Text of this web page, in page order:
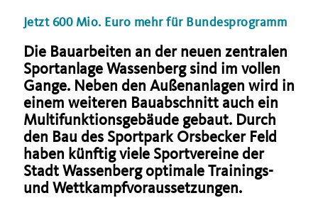
Jetzt 600 Mio. Euro mehr für Bundesprogramm
Die Bauarbeiten an der neuen zentralen
Sportanlage Wassenberg sind im vollen
Gange. Neben den Außenanlagen wird in
einem weiteren Bauabschnitt auch ein
Multifunktionsgebäude gebaut. Durch
den Bau des Sportpark Orsbecker Feld
haben künftig viele Sportvereine der
Stadt Wassenberg optimale Trainings-
und Wettkampfvoraussetzungen.